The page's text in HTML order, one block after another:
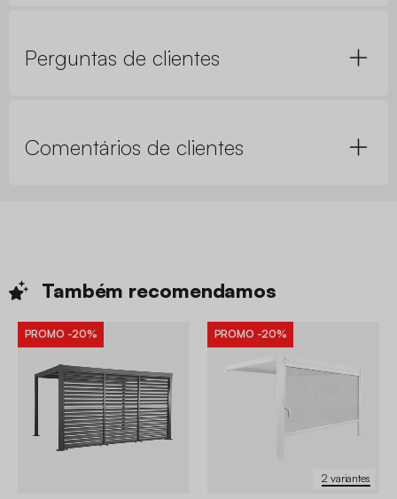
Perguntas de clientes
Comentários de clientes
Também recomendamos
PROMO -20%
2 variantes
PROMO -20%